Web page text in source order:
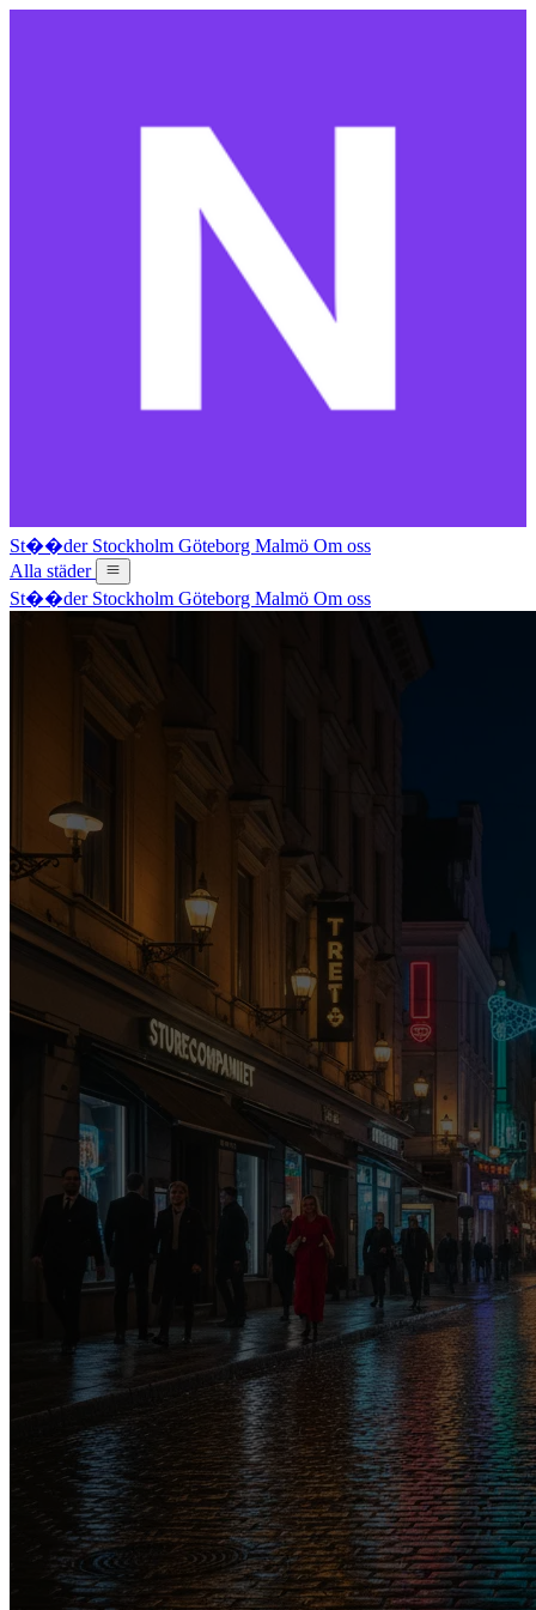
St��der Stockholm Göteborg Malmö Om oss
Alla städer
St��der Stockholm Göteborg Malmö Om oss